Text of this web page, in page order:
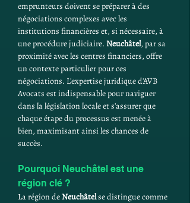
emprunteurs doivent se préparer à des
négociations complexes avec les
institutions financières et, si nécessaire, à
une procédure judiciaire. Neuchâtel, par sa
proximité avec les centres financiers, offre
un contexte particulier pour ces
négociations. L'expertise juridique d'AVB
Avocats est indispensable pour naviguer
dans la législation locale et s'assurer que
chaque étape du processus est menée à
bien, maximisant ainsi les chances de
succès.
Pourquoi Neuchâtel est une
région clé ?
La région de Neuchâtel se distingue comme